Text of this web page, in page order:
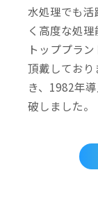
水処理でも
く高度な処理
トッププラ
頂戴してお
き、1982年
破しました。